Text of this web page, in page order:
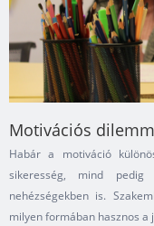
Motivációs
Habár a motiváció
sikeresség, mind
nehézségekben is.
milyen formában hasznos